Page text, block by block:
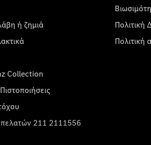
ή ζημιά
Collection
211 2111556
Πολιτική